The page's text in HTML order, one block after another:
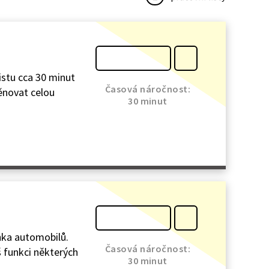
cca 30 minut
celou
Časová náročnost:
30 minut
automobilů.
funkci některých
Časová náročnost:
30 minut